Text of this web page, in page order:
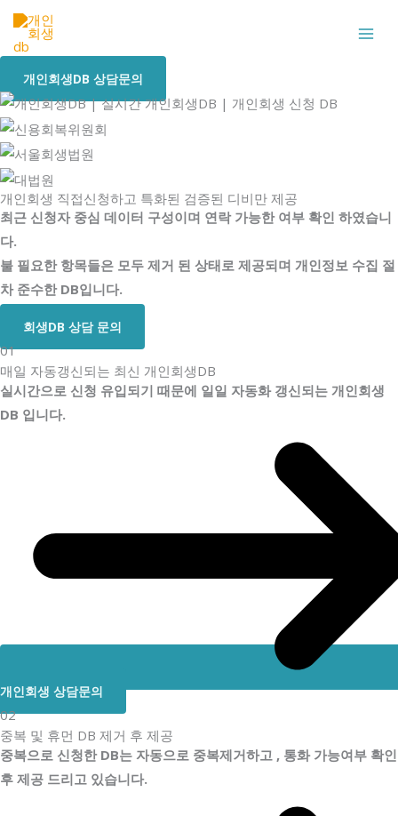
츠
건
너
뛰
기
개인회생DB 상담문의
개인회생 직접신청하고 특화된 검증된 디비만 제공
최근 신청자 중심 데이터 구성이며 연락 가능한 여부 확인 하였습니
다.
불 필요한 항목들은 모두 제거 된 상태로 제공되며 개인정보 수집 절
차 준수한 DB입니다.
회생DB 상담 문의
01
매일 자동갱신되는 최신 개인회생DB
실시간으로 신청 유입되기 때문에 일일 자동화 갱신되는 개인회생
DB 입니다.
개인회생 상담문의
02
중복 및 휴먼 DB 제거 후 제공
중복으로 신청한 DB는 자동으로 중복제거하고 , 통화 가능여부 확인
후 제공 드리고 있습니다.